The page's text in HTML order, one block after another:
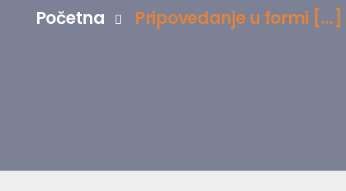
Početna Pripovedanje u formi [...]